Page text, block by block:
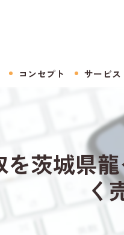
コンセプト サービス
を茨城県
く